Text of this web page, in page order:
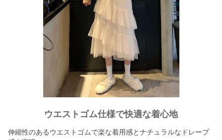
ウエストゴム仕様で快適な着心地
伸縮性のあるウエストゴムで楽な着用感とナチュラルなドレープ